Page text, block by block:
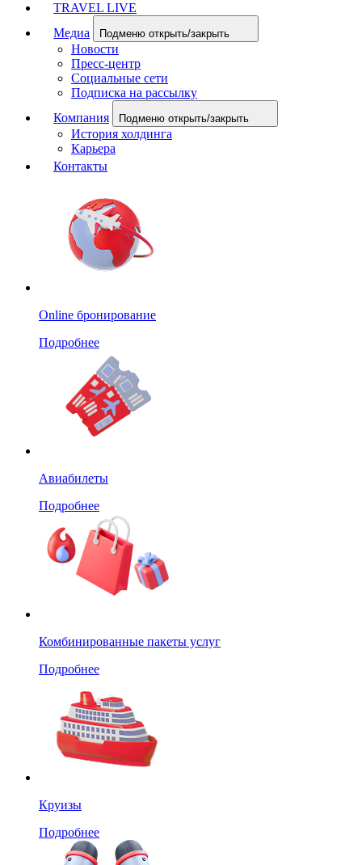
TRAVEL LIVE
Медиа
Подменю открыть/закрыть
Новости
Пресс-центр
Социальные сети
Подписка на рассылку
Компания
Подменю открыть/закрыть
История холдинга
Карьера
Контакты
Online бронирование
Подробнее
Авиабилеты
Подробнее
Комбинированные пакеты услуг
Подробнее
Круизы
Подробнее